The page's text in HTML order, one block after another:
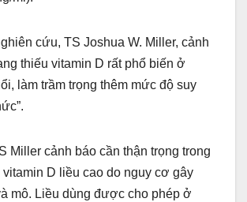
cứu, TS Joshua W. Miller, cảnh
thiếu vitamin D rất phổ biến ở
làm trầm trọng thêm mức độ suy
Miller cảnh báo cần thận trọng trong
D liều cao do nguy cơ gây
mô. Liều dùng được cho phép ở